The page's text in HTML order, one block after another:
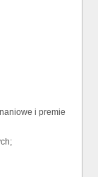
i premie